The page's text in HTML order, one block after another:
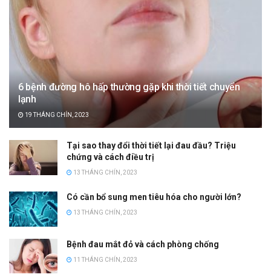
6 bệnh đường hô hấp thường gặp khi thời tiết chuyển
lạnh
19 THÁNG CHÍN, 2023
Tại sao thay đổi thời tiết lại đau đầu? Triệu
chứng và cách điều trị
13 THÁNG CHÍN, 2023
Có cần bổ sung men tiêu hóa cho người lớn?
13 THÁNG CHÍN, 2023
Bệnh đau mắt đỏ và cách phòng chống
11 THÁNG CHÍN, 2023